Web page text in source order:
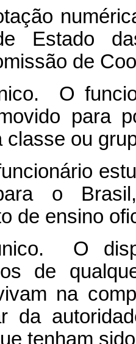
Estado
de
O
para
classe ou
o
de ensino
O
de
na
da
tenham